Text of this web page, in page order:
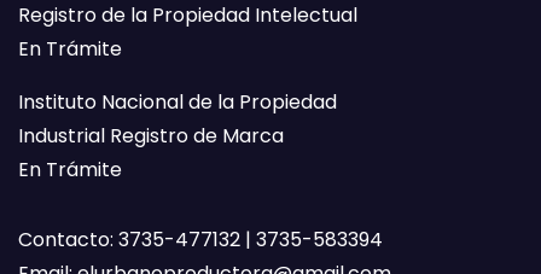
Registro de la Propiedad Intelectual
En Trámite
Instituto Nacional de la Propiedad
Industrial Registro de Marca
En Trámite
Contacto: 3735-477132 | 3735-583394